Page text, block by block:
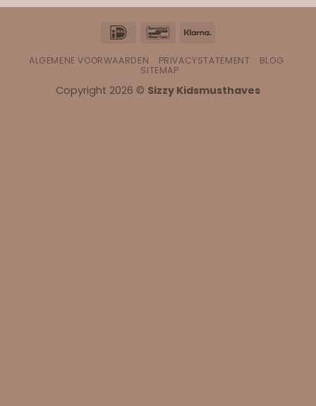
IDeal Bancontact
ALGEMENE VOORWAARDEN PRIVACYSTATEMENT
BLOG
SITEMAP
Copyright 2026 © Sizzy Kidsmusthaves